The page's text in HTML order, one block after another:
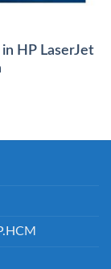
HP LaserJet